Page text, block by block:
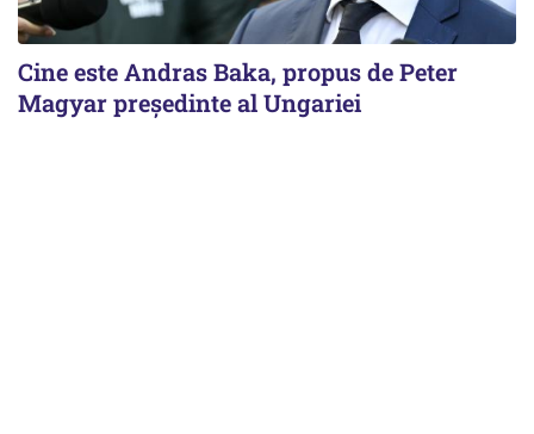
Cine este Andras Baka, propus de Peter
Magyar președinte al Ungariei